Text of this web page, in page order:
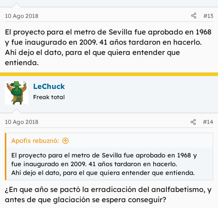
e
:
10 Ago 2018 #13
El proyecto para el metro de Sevilla fue aprobado en 1968
y fue inaugurado en 2009. 41 años tardaron en hacerlo.
Ahí dejo el dato, para el que quiera entender que
entienda.
LeChuck
Freak total
10 Ago 2018 #14
Apofis rebuznó:
El proyecto para el metro de Sevilla fue aprobado en 1968 y
fue inaugurado en 2009. 41 años tardaron en hacerlo.
Ahí dejo el dato, para el que quiera entender que entienda.
¿En que año se pactó la erradicación del analfabetismo, y
antes de que glaciación se espera conseguir?